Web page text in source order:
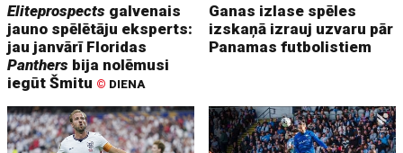
Eliteprospects galvenais
jauno spēlētāju eksperts:
jau janvārī Floridas
Panthers bija nolēmusi
iegūt Šmitu © DIENA
Ganas izlase spēles
izskaņā izrauj uzvaru pār
Panamas futbolistiem